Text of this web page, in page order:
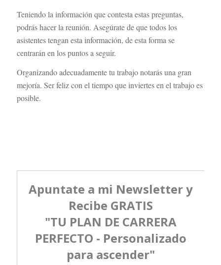
Teniendo la información que contesta estas preguntas,
podrás hacer la reunión. Asegúrate de que todos los
asistentes tengan esta información, de esta forma se
centrarán en los puntos a seguir.
Organizando adecuadamente tu trabajo notarás una gran
mejoría. Ser feliz con el tiempo que inviertes en el trabajo es
posible.